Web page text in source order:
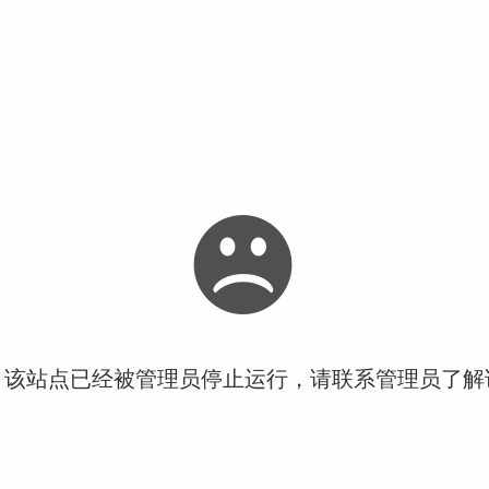
站点已经被管理员停止运行，请联系管理员了